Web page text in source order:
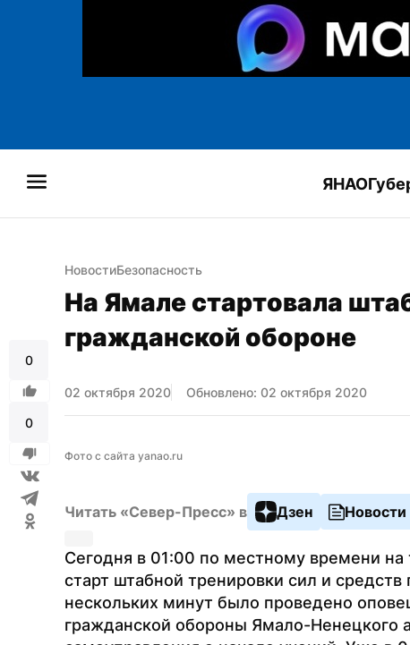
ЯНАО
0
0
НовостиБезопасность
На Ямале стартовала
гражданской обороне
02 октября 2020 Обновлено: 02 октября 2020
Фото с сайта yanao.ru
Читать «Север-Пресс» в Дзен Новости
Сегодня в 01:00 по местному времени
старт штабной тренировки сил и
нескольких минут было проведено
гражданской обороны Ямало-Ненецкого